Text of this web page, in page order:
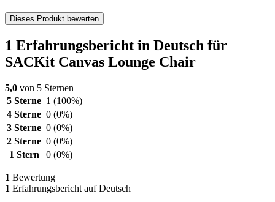
Dieses Produkt bewerten
1 Erfahrungsbericht in Deutsch für
SACKit Canvas Lounge Chair
5,0 von 5 Sternen
5 Sterne 1 (100%)
4 Sterne 0 (0%)
3 Sterne 0 (0%)
2 Sterne 0 (0%)
1 Stern
0 (0%)
1 Bewertung
1 Erfahrungsbericht auf Deutsch